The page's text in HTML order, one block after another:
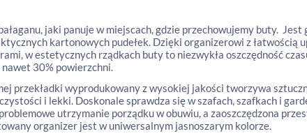
jaki panuje w miejscach, gdzie przechowujemy buty.
kartonowych pudełek. Dzięki organizerowi z łatwością
w estetycznych rządkach buty to niezwykła oszczędność
30% powierzchni.
przekładki wyprodukowany z wysokiej jakości tworzywa
i lekki. Doskonale sprawdza się w szafach, szafkach i
utrzymanie porządku w obuwiu, a zaoszczędzona
organizer jest w uniwersalnym jasnoszarym kolorze.